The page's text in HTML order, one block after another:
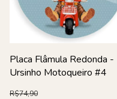
Placa Flâmula Redonda -
Ursinho Motoqueiro #4
R$74,90